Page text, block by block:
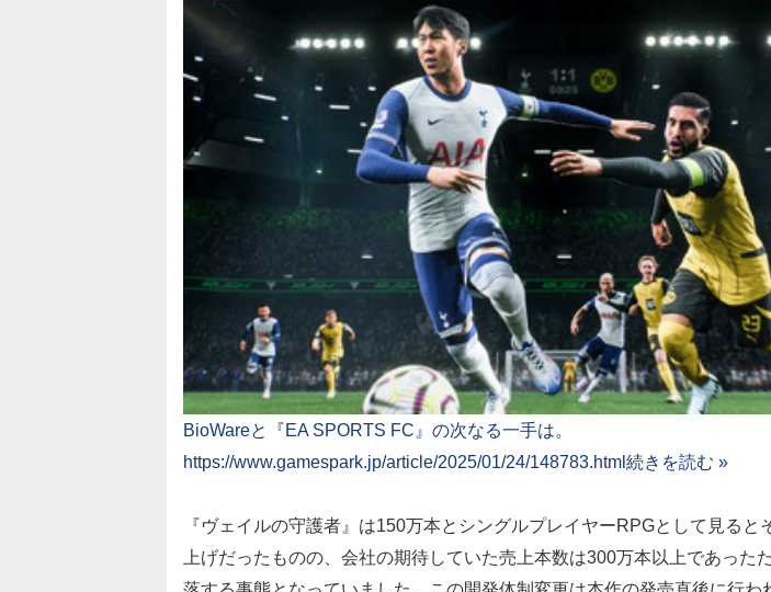
BioWareと『EA SPORTS FC』の次なる一手は。
https://www.gamespark.jp/article/2025/01/24/148783.html続きを読む »
『ヴェイルの守護者』は150万本とシングルプレイヤーRPGとして見ると
上げだったものの、会社の期待していた売上本数は300万本以上であった